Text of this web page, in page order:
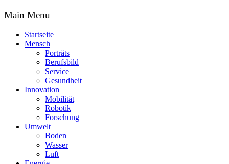
Main Menu
Startseite
Mensch
Porträts
Berufsbild
Service
Gesundheit
Innovation
Mobilität
Robotik
Forschung
Umwelt
Boden
Wasser
Luft